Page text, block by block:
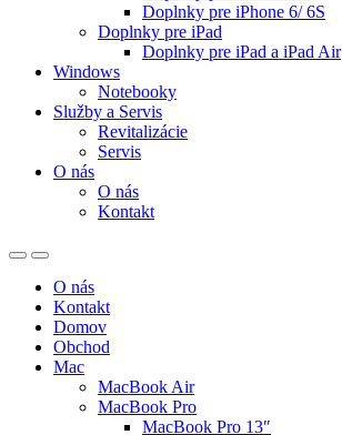
Doplnky pre iPhone 6/ 6S
Doplnky pre iPad
Doplnky pre iPad a iPad Air
Windows
Notebooky
Služby a Servis
Revitalizácie
Servis
O nás
O nás
Kontakt
O nás
Kontakt
Domov
Obchod
Mac
MacBook Air
MacBook Pro
MacBook Pro 13″